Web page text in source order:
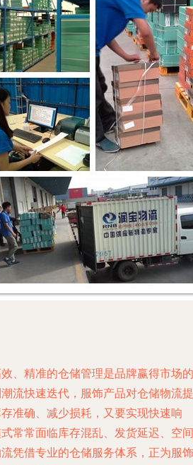
、精准的仓储管理是品牌赢得市场的
流快速迭代，服饰产品对仓储物流提
准确、减少损耗，又要实现快速响
常常面临库存混乱、发货延迟、空间
凭借专业的仓储服务体系，正为服饰